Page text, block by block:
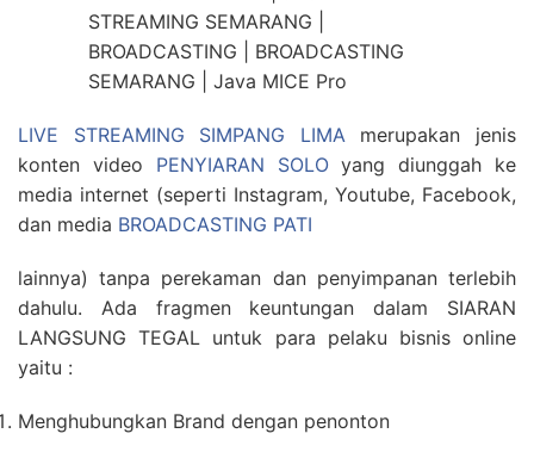
LIVE STREAMING SIMPANG LIMAmerupakan jenis
konten video PENYIARAN SOLOyang diunggah ke
media internet (seperti Instagram, Youtube, Facebook,
dan media BROADCASTING PATI
lainnya) tanpa perekaman dan penyimpanan terlebih
dahulu. Ada fragmen keuntungan dalam SIARAN
LANGSUNG TEGAL untuk para pelaku bisnis online
yaitu :
Menghubungkan Brand dengan penonton